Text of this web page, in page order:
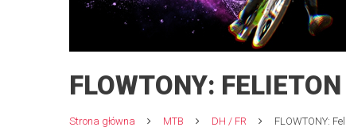
FLOWTONY:
Strona główna MTB DH / FR FLOWTONY: